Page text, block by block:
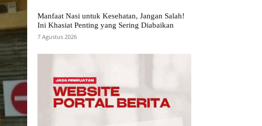
Manfaat Nasi untuk Kesehatan, Jangan Salah!
Ini Khasiat Penting yang Sering Diabaikan
7 Agustus 2026